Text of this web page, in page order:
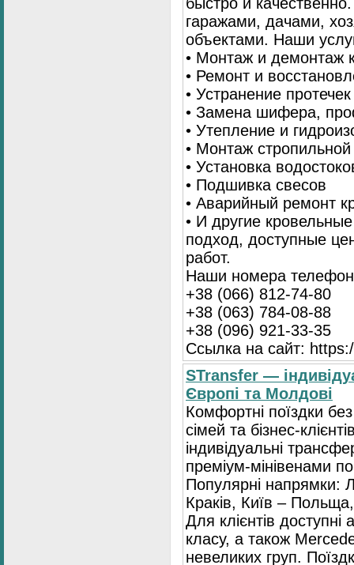
быстро и
гаражами, дачами,
объектами. Наши
• Монтаж и демонтаж
• Ремонт и
• Устранение протечек
• Замена шифера,
• Утепление и
• Монтаж
• Установка
• Подшивка свесов
• Аварийный ремонт
• И другие
подход, доступные
работ.
Наши номера
+38 (066) 812-74-80
+38 (063) 784-08-88
+38 (096) 921-33-35
Ссылка на сайт:
STransfer —
Європі та Молдові
Комфортні поїздки
сімей та бізнес-
індивідуальні
преміум-мінівенами
Популярні напрямки:
Краків, Київ –
Для клієнтів
класу, а також
невеликих груп.